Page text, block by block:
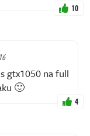
10
gtx1050 na full
🙂
4